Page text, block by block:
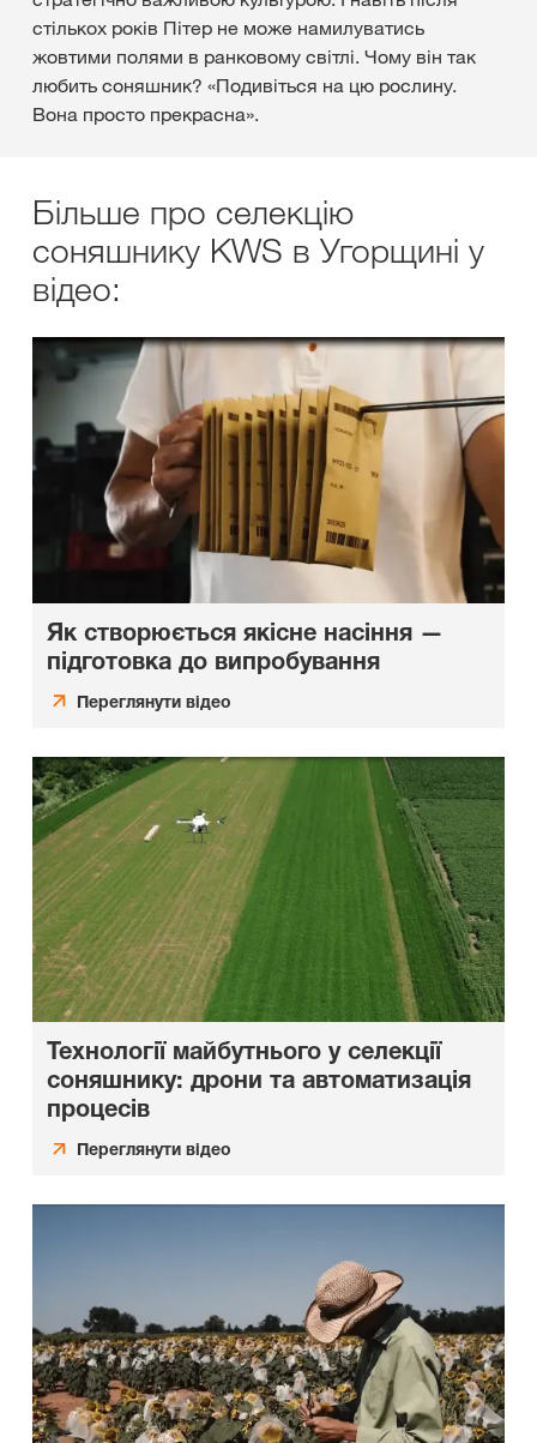
стількох років Пітер не може намилуватись
жовтими полями в ранковому світлі. Чому він так
любить соняшник? «Подивіться на цю рослину.
Вона просто прекрасна».
Більше про селекцію
соняшнику KWS в Угорщині у
відео:
Як створюється якісне насіння —
підготовка до випробування
Переглянути відео
Технології майбутнього у селекції
соняшнику: дрони та автоматизація
процесів
Переглянути відео